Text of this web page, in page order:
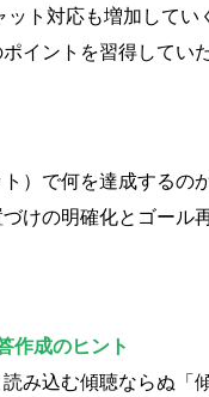
ト対応も増加して
イントを習得してい
）で何を達成するの
けの明確化とゴール
作成のヒント
み込む傾聴ならぬ「